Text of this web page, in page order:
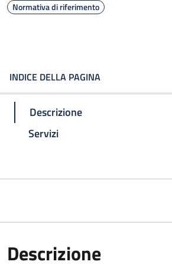
Normativa di riferimento
INDICE DELLA PAGINA
Descrizione
Servizi
Descrizione